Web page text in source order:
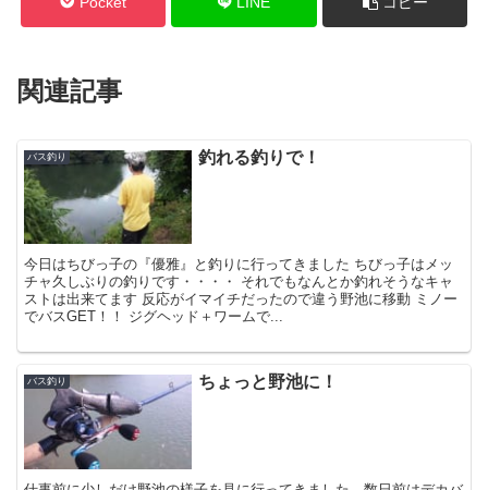
関連記事
バス釣り 釣れる釣りで！
今日はちびっ子の『優雅』と釣りに行ってきました ちびっ子はメッ
チャ久しぶりの釣りです・・・・ それでもなんとか釣れそうなキャ
ストは出来てます 反応がイマイチだったので違う野池に移動 ミノー
でバスGET！！ ジグヘッド＋ワームで...
バス釣り ちょっと野池に！